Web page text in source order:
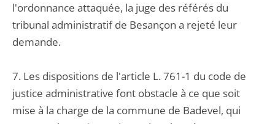
l'ordonnance attaquée, la juge des référés du
tribunal administratif de Besançon a rejeté leur
demande.
7. Les dispositions de l'article L. 761-1 du code de
justice administrative font obstacle à ce que soit
mise à la charge de la commune de Badevel, qui